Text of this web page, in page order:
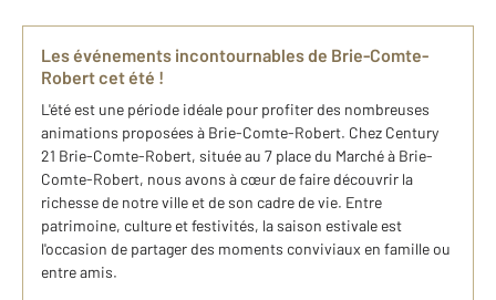
Les événements incontournables de Brie-Comte-
Robert cet été !
L'été est une période idéale pour profiter des nombreuses
animations proposées à Brie-Comte-Robert. Chez Century
21 Brie-Comte-Robert, située au 7 place du Marché à Brie-
Comte-Robert, nous avons à cœur de faire découvrir la
richesse de notre ville et de son cadre de vie. Entre
patrimoine, culture et festivités, la saison estivale est
l'occasion de partager des moments conviviaux en famille ou
entre amis.